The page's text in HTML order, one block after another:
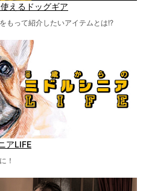
えるドッグギア
もって紹介したいアイテムとは!?
アLIFE
！